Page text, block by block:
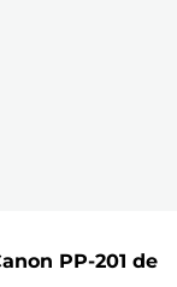
PP-201 de